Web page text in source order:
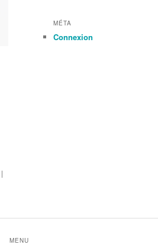
|
MÉTA
Connexion
MENU